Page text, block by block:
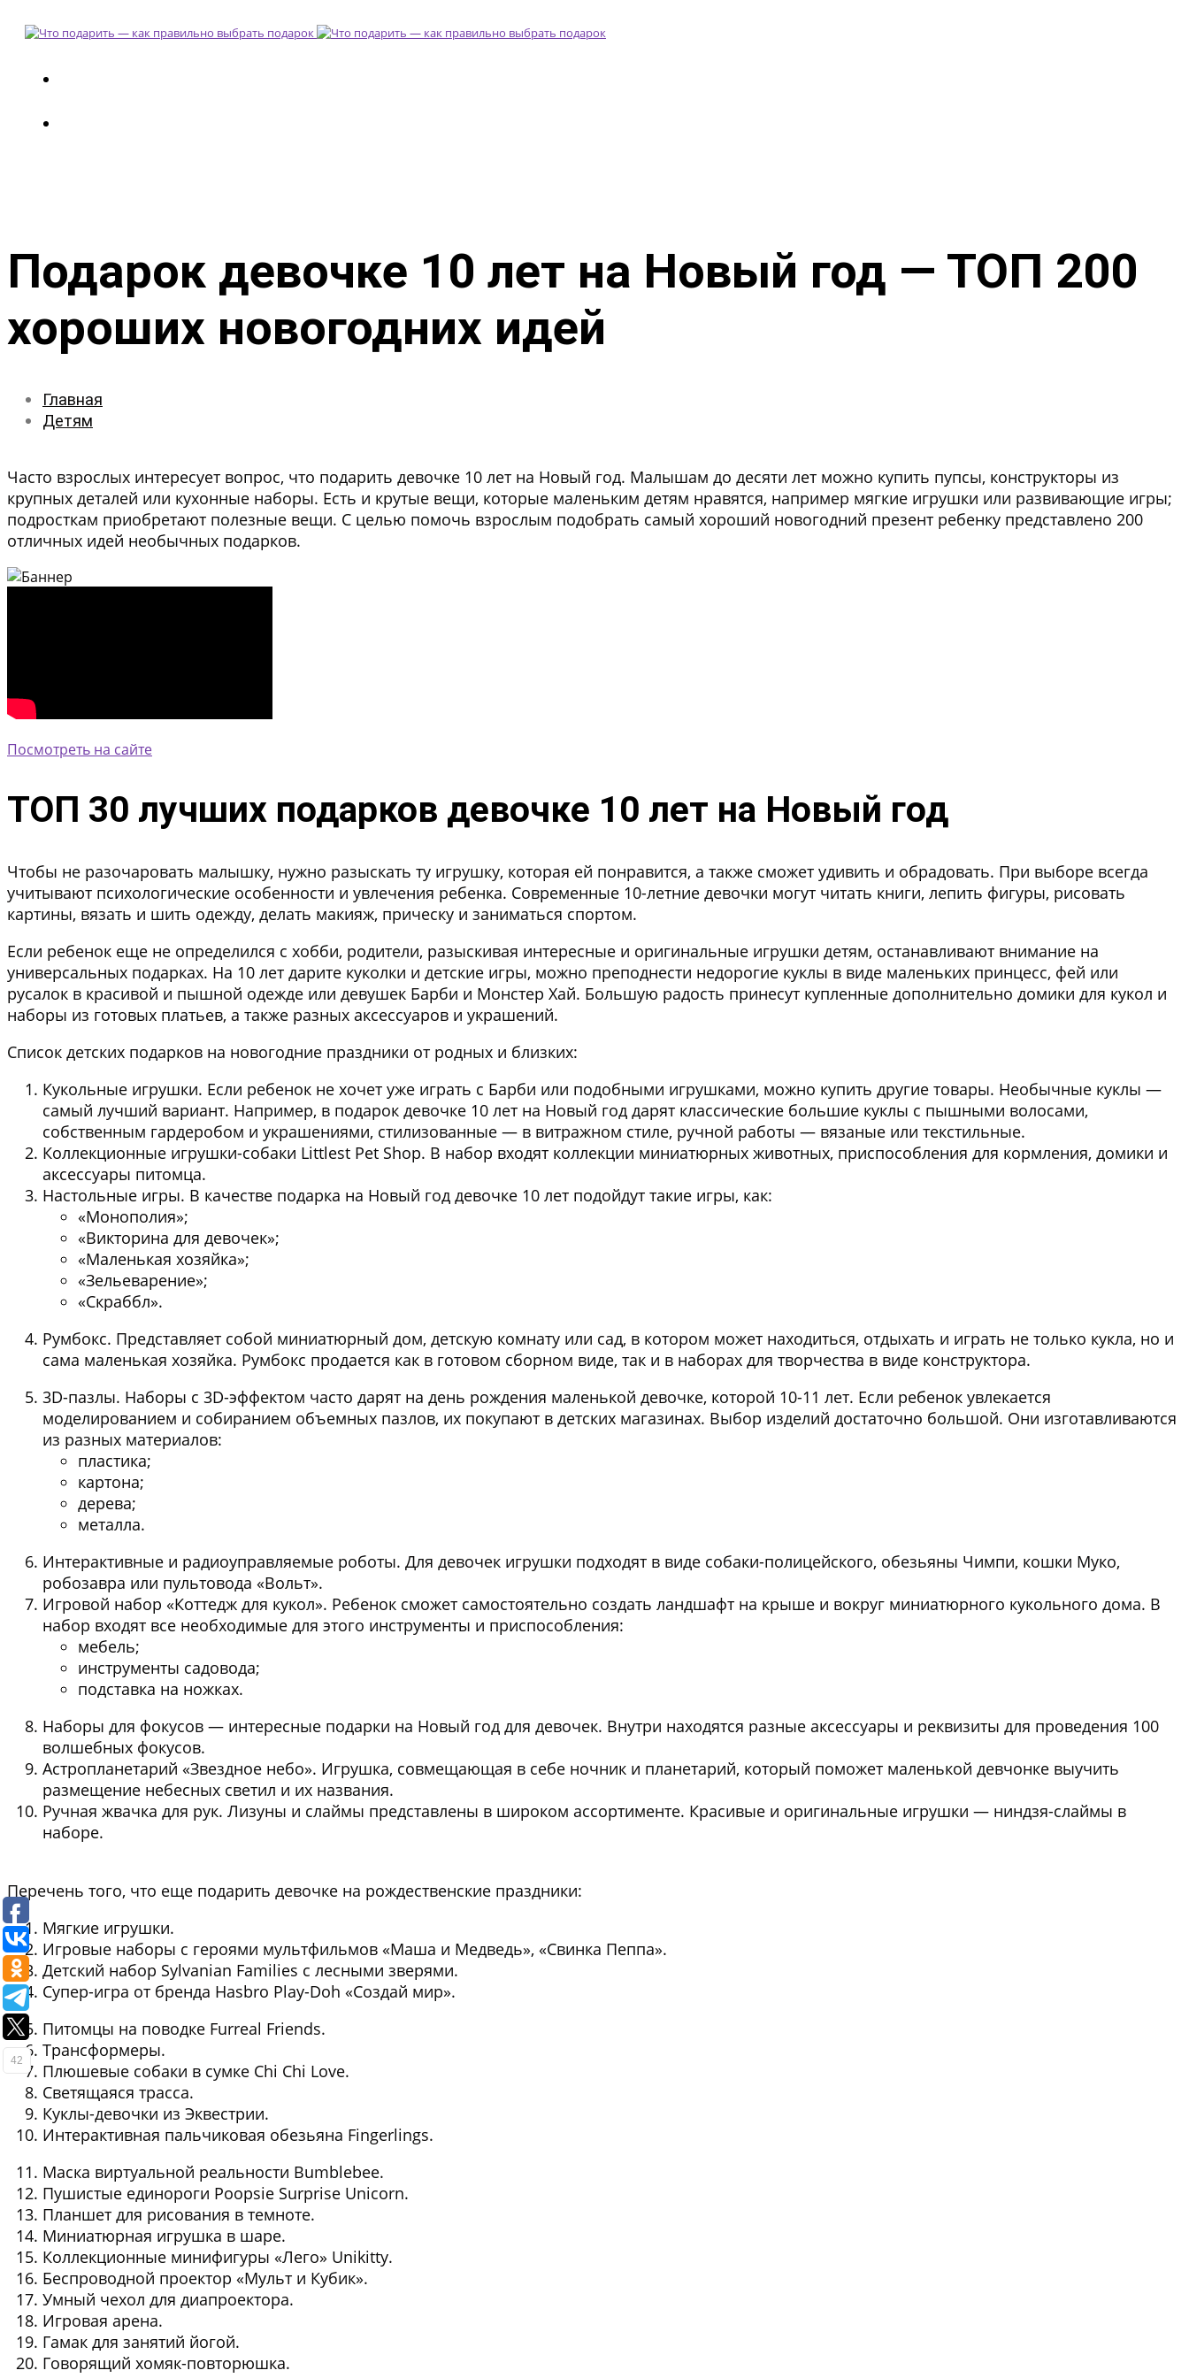
Подарок девочке 10 лет на Новый год — ТОП 200
хороших новогодних идей
Главная
Детям
Часто взрослых интересует вопрос, что подарить девочке 10 лет на Новый год. Малышам до десяти лет можно купить пупсы, конструкторы из
крупных деталей или кухонные наборы. Есть и крутые вещи, которые маленьким детям нравятся, например мягкие игрушки или развивающие игры;
подросткам приобретают полезные вещи. С целью помочь взрослым подобрать самый хороший новогодний презент ребенку представлено 200
отличных идей необычных подарков.
Посмотреть на сайте
ТОП 30 лучших подарков девочке 10 лет на Новый год
Чтобы не разочаровать малышку, нужно разыскать ту игрушку, которая ей понравится, а также сможет удивить и обрадовать. При выборе всегда
учитывают психологические особенности и увлечения ребенка. Современные 10-летние девочки могут читать книги, лепить фигуры, рисовать
картины, вязать и шить одежду, делать макияж, прическу и заниматься спортом.
Если ребенок еще не определился с хобби, родители, разыскивая интересные и оригинальные игрушки детям, останавливают внимание на
универсальных подарках. На 10 лет дарите куколки и детские игры, можно преподнести недорогие куклы в виде маленьких принцесс, фей или
русалок в красивой и пышной одежде или девушек Барби и Монстер Хай. Большую радость принесут купленные дополнительно домики для кукол и
наборы из готовых платьев, а также разных аксессуаров и украшений.
Список детских подарков на новогодние праздники от родных и близких:
Кукольные игрушки. Если ребенок не хочет уже играть с Барби или подобными игрушками, можно купить другие товары. Необычные куклы —
самый лучший вариант. Например, в подарок девочке 10 лет на Новый год дарят классические большие куклы с пышными волосами,
собственным гардеробом и украшениями, стилизованные — в витражном стиле, ручной работы — вязаные или текстильные.
Коллекционные игрушки-собаки Littlest Pet Shop. В набор входят коллекции миниатюрных животных, приспособления для кормления, домики и
аксессуары питомца.
Настольные игры. В качестве подарка на Новый год девочке 10 лет подойдут такие игры, как:
«Монополия»;
«Викторина для девочек»;
«Маленькая хозяйка»;
«Зельеварение»;
«Скраббл».
Румбокс. Представляет собой миниатюрный дом, детскую комнату или сад, в котором может находиться, отдыхать и играть не только кукла, но и
сама маленькая хозяйка. Румбокс продается как в готовом сборном виде, так и в наборах для творчества в виде конструктора.
3D-пазлы. Наборы с 3D-эффектом часто дарят на день рождения маленькой девочке, которой 10-11 лет. Если ребенок увлекается
моделированием и собиранием объемных пазлов, их покупают в детских магазинах. Выбор изделий достаточно большой. Они изготавливаются
из разных материалов:
пластика;
картона;
дерева;
металла.
Интерактивные и радиоуправляемые роботы. Для девочек игрушки подходят в виде собаки-полицейского, обезьяны Чимпи, кошки Муко,
робозавра или пультовода «Вольт».
Игровой набор «Коттедж для кукол». Ребенок сможет самостоятельно создать ландшафт на крыше и вокруг миниатюрного кукольного дома. В
набор входят все необходимые для этого инструменты и приспособления:
мебель;
инструменты садовода;
подставка на ножках.
Наборы для фокусов — интересные подарки на Новый год для девочек. Внутри находятся разные аксессуары и реквизиты для проведения 100
волшебных фокусов.
Астропланетарий «Звездное небо». Игрушка, совмещающая в себе ночник и планетарий, который поможет маленькой девчонке выучить
размещение небесных светил и их названия.
Ручная жвачка для рук. Лизуны и слаймы представлены в широком ассортименте. Красивые и оригинальные игрушки — ниндзя-слаймы в
наборе.
Перечень того, что еще подарить девочке на рождественские праздники:
Мягкие игрушки.
Игровые наборы с героями мультфильмов «Маша и Медведь», «Свинка Пеппа».
Детский набор Sylvanian Families с лесными зверями.
Супер-игра от бренда Hasbro Play-Doh «Создай мир».
Питомцы на поводке Furreal Friends.
Трансформеры.
Плюшевые собаки в сумке Chi Chi Love.
Светящаяся трасса.
Куклы-девочки из Эквестрии.
Интерактивная пальчиковая обезьяна Fingerlings.
Маска виртуальной реальности Bumblebee.
Пушистые единороги Poopsie Surprise Unicorn.
Планшет для рисования в темноте.
Миниатюрная игрушка в шаре.
Коллекционные минифигуры «Лего» Unikitty.
Беспроводной проектор «Мульт и Кубик».
Умный чехол для диапроектора.
Игровая арена.
Гамак для занятий йогой.
Говорящий хомяк-повторюшка.
42